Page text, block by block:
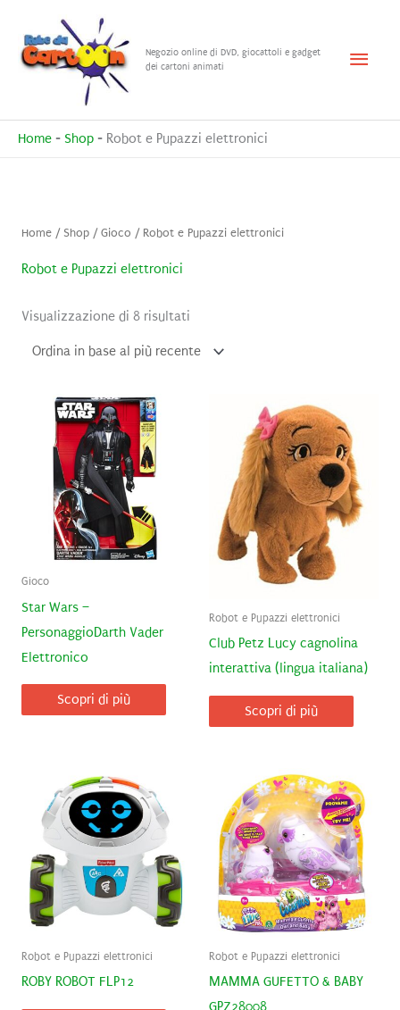
contenuto
Negozio online di DVD, giocattoli e gadget
dei cartoni animati
Menu
Home - Shop - Robot e Pupazzi elettronici
Home/ Shop/Gioco / Robot e Pupazzi elettronici
Robot e Pupazzi elettronici
Visualizzazione di 8 risultatiOrdina
al
Gioco
Star Wars –
PersonaggioDarth Vader
Elettronico
Scopri di più
Robot e Pupazzi elettronici
Club Petz Lucy cagnolina
interattiva (lingua italiana)
Scopri di più
Robot e Pupazzi elettronici
ROBY ROBOT FLP12
Robot e Pupazzi elettronici
MAMMA GUFETTO & BABY